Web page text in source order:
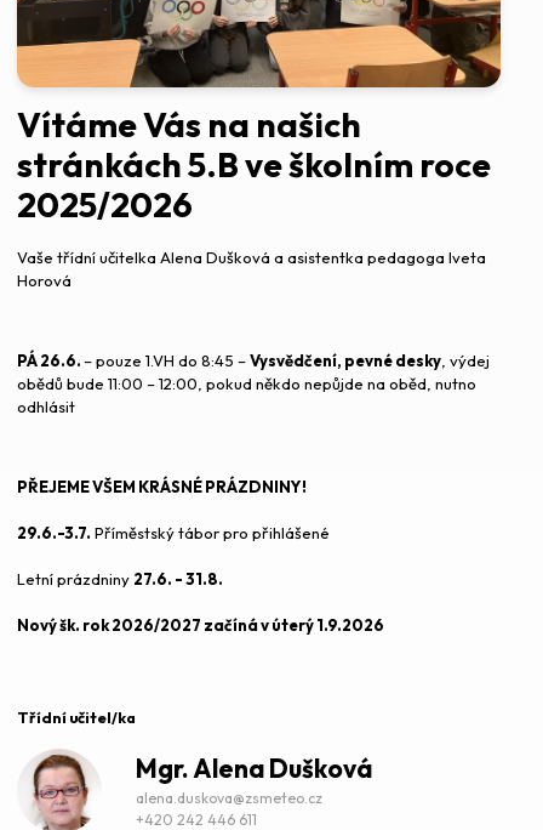
Vítáme Vás na našich
stránkách 5.B ve školním roce
2025/2026
Vaše třídní učitelka Alena Dušková a asistentka pedagoga Iveta
Horová
PÁ 26.6.– pouze 1.VH do 8:45 –Vysvědčení, pevné desky , výdej
obědů bude 11:00 – 12:00, pokud někdo nepůjde na oběd, nutno
odhlásit
PŘEJEME VŠEM KRÁSNÉ PRÁZDNINY!
29.6.-3.7. Příměstský tábor pro přihlášené
Letní prázdniny 27.6. - 31.8.
Nový šk. rok 2026/2027 začíná v úterý 1.9.2026
Třídní učitel/ka
Mgr.Alena Dušková
alena.duskova@zsmeteo.cz
+420 242 446 611